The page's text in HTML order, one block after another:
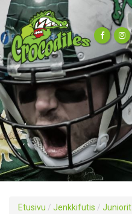
Etusivu / Jenkkifutis / Juniorit